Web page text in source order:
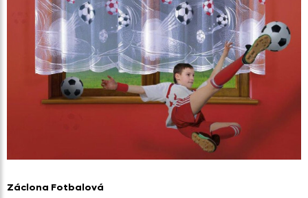
Záclona Fotbalová